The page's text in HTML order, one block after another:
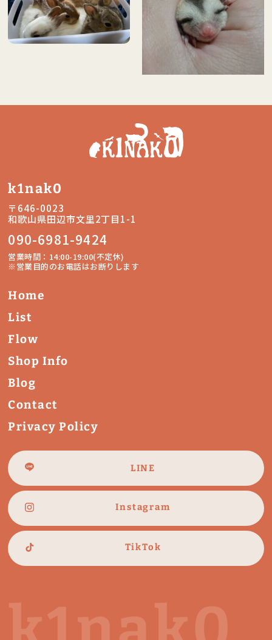
k1nak0
〒646-0023
和歌山県田辺市文里2丁目1-1
090-6981-9424
営業時間：14:00-19:00(不定休)
※営業目的のお電話はお断りします
Home
List
Flow
Shop Info
Blog
Contact
Privacy Policy
LINE
Instagram
TikTok